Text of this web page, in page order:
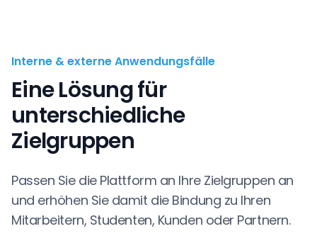
Interne & externe Anwendungsfälle
Eine Lösung für
unterschiedliche
Zielgruppen
Passen Sie die Plattform an Ihre Zielgruppen an
und erhöhen Sie damit die Bindung zu Ihren
Mitarbeitern, Studenten, Kunden oder Partnern.